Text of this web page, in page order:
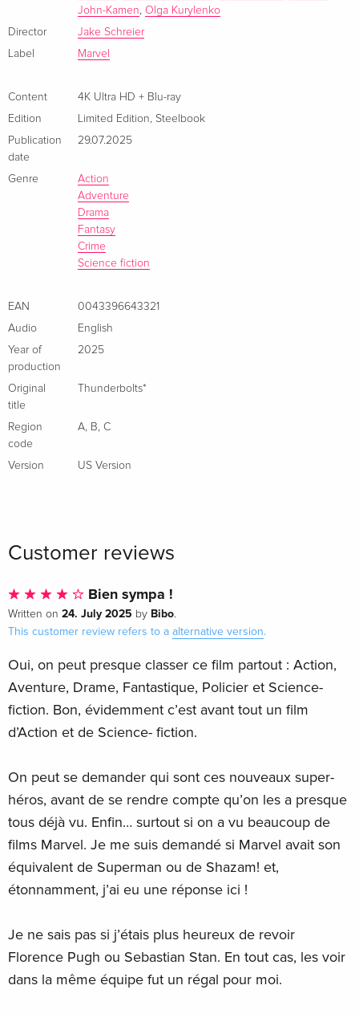
4K Ultra HD + Blu-ray
French
French
+ Card, 4K Ultra HD + Blu-ray
Italian
+ Card, Limited Edition, Steelbook, 4K Ultra
John-Kamen Olga Kurylenko
Director
Jake Schreier
Label
Marvel
Content
4K Ultra HD + Blu-ray
Edition
Limited Edition Steelbook
Publication
date
29.07.2025
Genre
Action
Adventure
Drama
Fantasy
Crime
Science fiction
EAN
0043396643321
Audio
English
Year of
production
2025
Original
title
Thunderbolts*
Region
code
A B C
Version US Version
Customer reviews
Bien sympa !
Written on 24. July 2025 by Bibo.
This customer review refers to a alternative version.
Oui, on peut presque classer ce film partout : Action,
Aventure, Drame, Fantastique, Policier et Science-
fiction. Bon, évidemment c’est avant tout un film
d’Action et de Science- fiction.
On peut se demander qui sont ces nouveaux super-
héros, avant de se rendre compte qu’on les a presque
tous déjà vu. Enfin… surtout si on a vu beaucoup de
films Marvel. Je me suis demandé si Marvel avait son
équivalent de Superman ou de Shazam! et,
étonnamment, j’ai eu une réponse ici !
Je ne sais pas si j’étais plus heureux de revoir
Florence Pugh ou Sebastian Stan. En tout cas, les voir
dans la même équipe fut un régal pour moi.